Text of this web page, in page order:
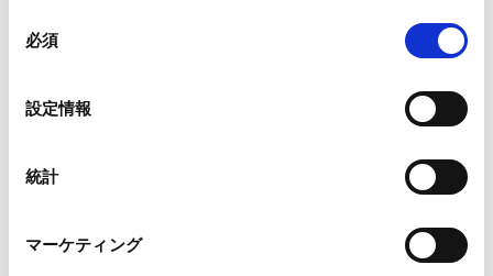
ことがあります。
Google Analytics利用規約（
Marketo
外部サイト）
LinkedIn プライバシーポリシー（
必須
設定情報
統計
マーケティング
暗号資産（仮想通貨）ビジネスの近時の動向
2020.07.10